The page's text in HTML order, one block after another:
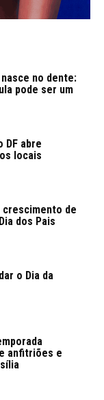
no dente:
pode ser um
DF abre
locais
crescimento de
dos Pais
o Dia da
anfitriões e